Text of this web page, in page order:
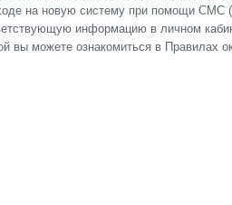
на новую систему при помощи СМС
информацию в личном
вы можете ознакомиться в Правилах